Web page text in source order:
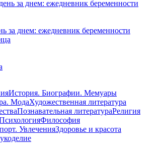
за днем: ежедневник беременности
История. Биографии. Мемуары
МодаХудожественная литература
Познавательная литератураРелигия
Философия
УвлеченияЗдоровье и красота